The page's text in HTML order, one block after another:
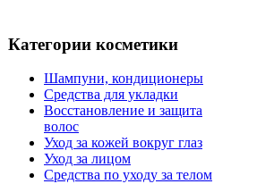
Категории косметики
Шампуни, кондиционеры
Средства для укладки
Восстановление и защита
волос
Уход за кожей вокруг глаз
Уход за лицом
Средства по уходу за телом